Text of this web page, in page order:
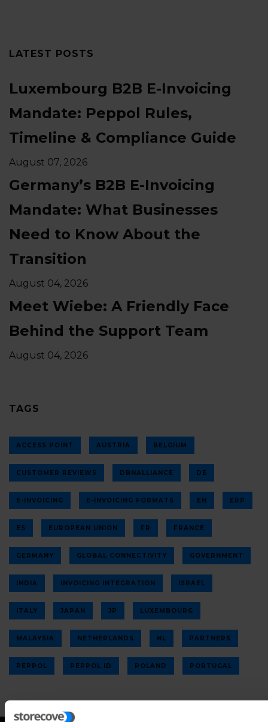
LATEST POSTS
Luxembourg B2B E-Invoicing
Mandate: Peppol Rules,
Timeline & Compliance Guide
August 07, 2026
Germany’s B2B E-Invoicing
Mandate: What Businesses
Need to Know About the
Transition
August 04, 2026
Meet Wiebe: A Friendly Face
Behind the Support Team
August 04, 2026
TAGS
ACCESS POINT AUSTRIA BELGIUM
CUSTOMER REVIEWS DBNALLIANCE DE
E-INVOICING E-INVOICING FORMATS EN ERP
ES EUROPEAN UNION FR FRANCE
GERMANY GLOBAL CONNECTIVITY GOVERNMENT
INDIA INVOICING INTEGRATION ISRAEL
ITALY JAPAN JP LUXEMBOURG
MALAYSIA NETHERLANDS NL PARTNERS
PEPPOL PEPPOL ID POLAND PORTUGAL